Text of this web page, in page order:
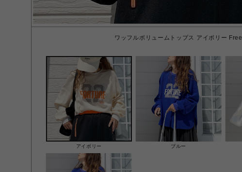
ワッフルボリュームトップス アイボリー Free
アイボリー ブルー